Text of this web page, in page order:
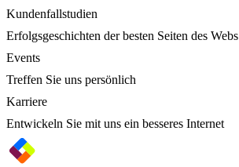
Kundenfallstudien
Erfolgsgeschichten der besten Seiten des Webs
Events
Treffen Sie uns persönlich
Karriere
Entwickeln Sie mit uns ein besseres Internet